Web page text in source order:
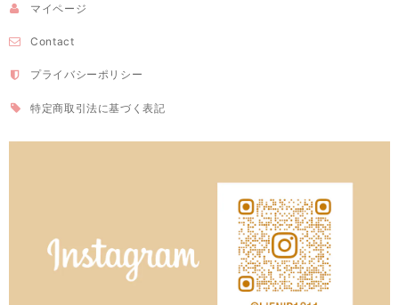
マイページ
Contact
プライバシーポリシー
特定商取引法に基づく表記